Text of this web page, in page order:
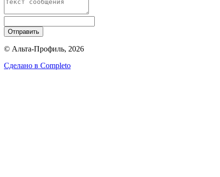
Отправить
© Альта-Профиль, 2026
Сделано в Completo